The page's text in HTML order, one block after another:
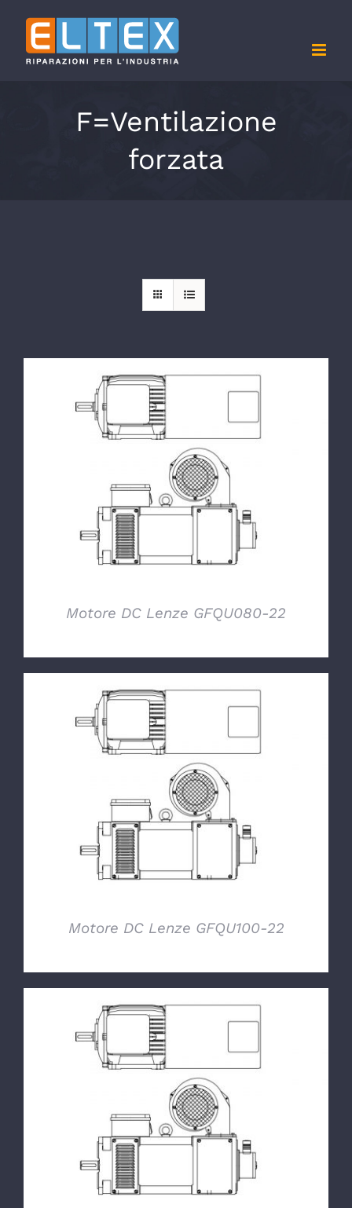
contenuto
F=Ventilazione
forzata
DETTAGLI
Motore DC Lenze GFQU080-22
DETTAGLI
Motore DC Lenze GFQU100-22
DETTAGLI